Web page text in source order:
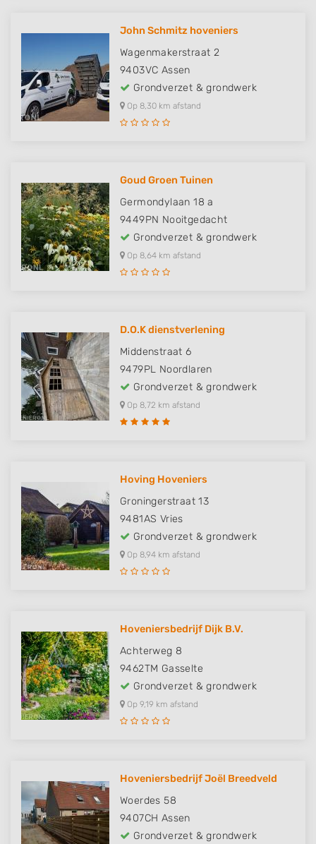
John Schmitz hoveniers
Wagenmakerstraat 2
9403VC Assen
Grondverzet & grondwerk
Op 8,30 km afstand
Goud Groen Tuinen
Germondylaan 18 a
9449PN Nooitgedacht
Grondverzet & grondwerk
Op 8,64 km afstand
D.O.K dienstverlening
Middenstraat 6
9479PL Noordlaren
Grondverzet & grondwerk
Op 8,72 km afstand
Hoving Hoveniers
Groningerstraat 13
9481AS Vries
Grondverzet & grondwerk
Op 8,94 km afstand
Hoveniersbedrijf Dijk B.V.
Achterweg 8
9462TM Gasselte
Grondverzet & grondwerk
Op 9,19 km afstand
Hoveniersbedrijf Joël Breedveld
Woerdes 58
9407CH Assen
Grondverzet & grondwerk